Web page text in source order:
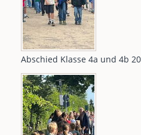
Abschied Klasse 4a und 4b